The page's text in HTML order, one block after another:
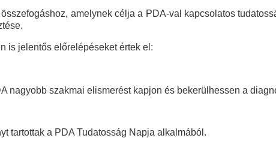
amelynek célja a PDA-val kapcsolatos
is jelentős előrelépéseket értek el:
nagyobb szakmai elismerést kapjon és bekerülhessen a
tartottak a PDA Tudatosság Napja alkalmából.